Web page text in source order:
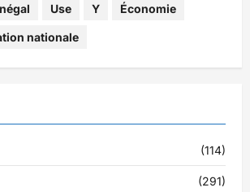
Use Y Économie
nationale
(114)
(291)